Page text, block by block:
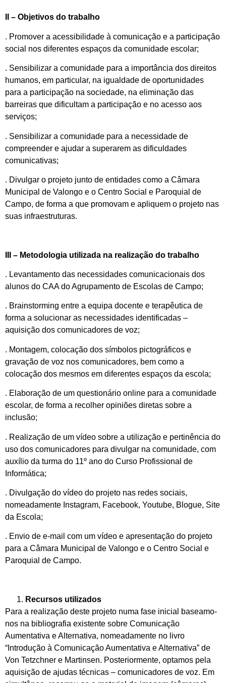
II – Objetivos do trabalho
. Promover a acessibilidade à comunicação e a participação
social nos diferentes espaços da comunidade escolar;
. Sensibilizar a comunidade para a importância dos direitos
humanos, em particular, na igualdade de oportunidades
para a participação na sociedade, na eliminação das
barreiras que dificultam a participação e no acesso aos
serviços;
. Sensibilizar a comunidade para a necessidade de
compreender e ajudar a superarem as dificuldades
comunicativas;
. Divulgar o projeto junto de entidades como a Câmara
Municipal de Valongo e o Centro Social e Paroquial de
Campo, de forma a que promovam e apliquem o projeto nas
suas infraestruturas.
III – Metodologia utilizada na realização do trabalho
. Levantamento das necessidades comunicacionais dos
alunos do CAA do Agrupamento de Escolas de Campo;
. Brainstorming entre a equipa docente e terapêutica de
forma a solucionar as necessidades identificadas –
aquisição dos comunicadores de voz;
. Montagem, colocação dos símbolos pictográficos e
gravação de voz nos comunicadores, bem como a
colocação dos mesmos em diferentes espaços da escola;
. Elaboração de um questionário online para a comunidade
escolar, de forma a recolher opiniões diretas sobre a
inclusão;
. Realização de um vídeo sobre a utilização e pertinência do
uso dos comunicadores para divulgar na comunidade, com
auxílio da turma do 11º ano do Curso Profissional de
Informática;
. Divulgação do vídeo do projeto nas redes sociais,
nomeadamente Instagram, Facebook, Youtube, Blogue, Site
da Escola;
. Envio de e-mail com um vídeo e apresentação do projeto
para a Câmara Municipal de Valongo e o Centro Social e
Paroquial de Campo.
Recursos utilizados
Para a realização deste projeto numa fase inicial baseamo-
nos na bibliografia existente sobre Comunicação
Aumentativa e Alternativa, nomeadamente no livro
“Introdução à Comunicação Aumentativa e Alternativa” de
Von Tetzchner e Martinsen. Posteriormente, optamos pela
aquisição de ajudas técnicas – comunicadores de voz. Em